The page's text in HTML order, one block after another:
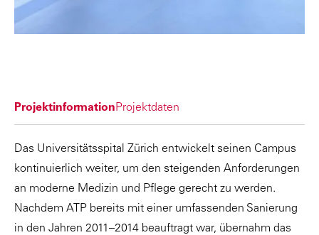
ProjektinformationProjektdaten
Das Universitätsspital Zürich entwickelt seinen Campus
kontinuierlich weiter, um den steigenden Anforderungen
an moderne Medizin und Pflege gerecht zu werden.
Nachdem ATP bereits mit einer umfassenden Sanierung
in den Jahren 2011–2014 beauftragt war, übernahm das